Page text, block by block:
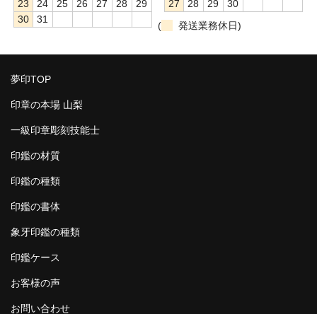
23
24 25 26 27 28
29
30
31
27
28 29
30
(
発送業務休日)
夢印TOP
印章の本場 山梨
一級印章彫刻技能士
印鑑の材質
印鑑の種類
印鑑の書体
象牙印鑑の種類
印鑑ケース
お客様の声
お問い合わせ